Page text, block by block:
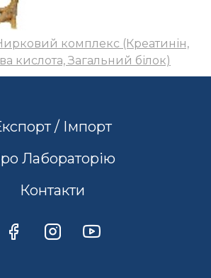
комплекс (Креатинін,
кислота, Загальний білок)
/ Імпорт
Лабораторію
Контакти